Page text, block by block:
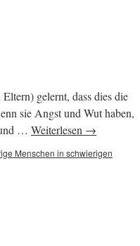
gelernt, dass dies die
sie Angst und Wut haben,
… Weiterlesen →
Menschen in schwierigen